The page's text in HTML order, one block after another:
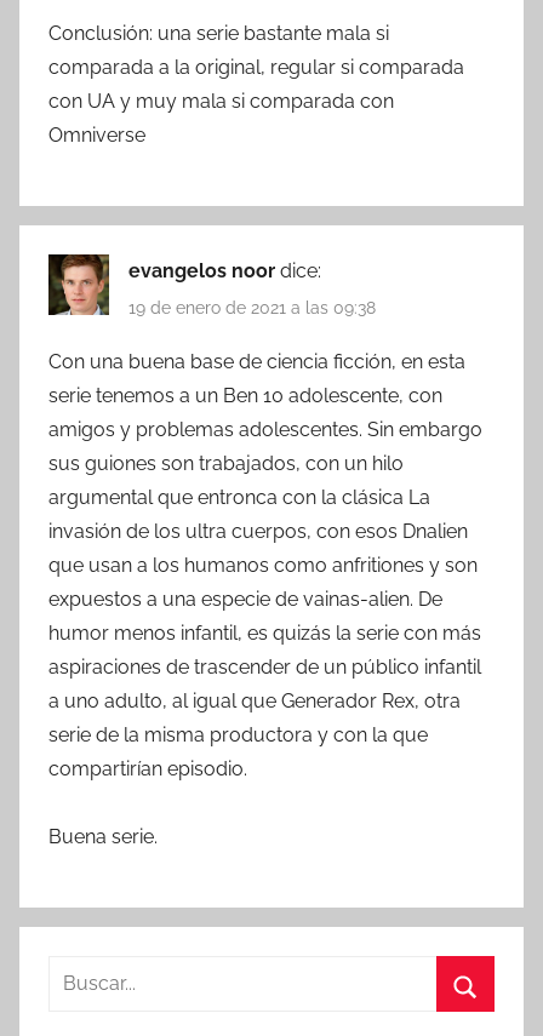
Conclusión: una serie bastante mala si
comparada a la original, regular si comparada
con UA y muy mala si comparada con
Omniverse
evangelos noor dice:
19 de enero de 2021 a las 09:38
Con una buena base de ciencia ficción, en esta
serie tenemos a un Ben 10 adolescente, con
amigos y problemas adolescentes. Sin embargo
sus guiones son trabajados, con un hilo
argumental que entronca con la clásica La
invasión de los ultra cuerpos, con esos Dnalien
que usan a los humanos como anfritiones y son
expuestos a una especie de vainas-alien. De
humor menos infantil, es quizás la serie con más
aspiraciones de trascender de un público infantil
a uno adulto, al igual que Generador Rex, otra
serie de la misma productora y con la que
compartirían episodio.
Buena serie.